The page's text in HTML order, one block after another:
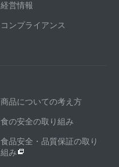
経営情報
コンプライアンス
商品についての考え方
食の安全の取り組み
食品安全・品質保証の取り
組み